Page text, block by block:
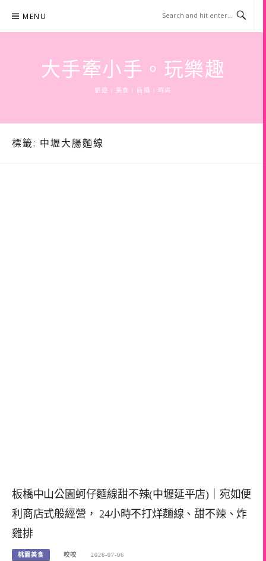
content
MENU
大手牽小手。玩樂趣
旅遊 | 美食 | 商攝 | 時尚
標籤: 中壢大腸麵線
板橋中山公園蚵仔麵線甜不辣(中壢延平店)｜宛如便
利商店式般經營， 24小時不打烊麵線、甜不辣、炸
雞排
桃園美食 咬咬 2026-07-06